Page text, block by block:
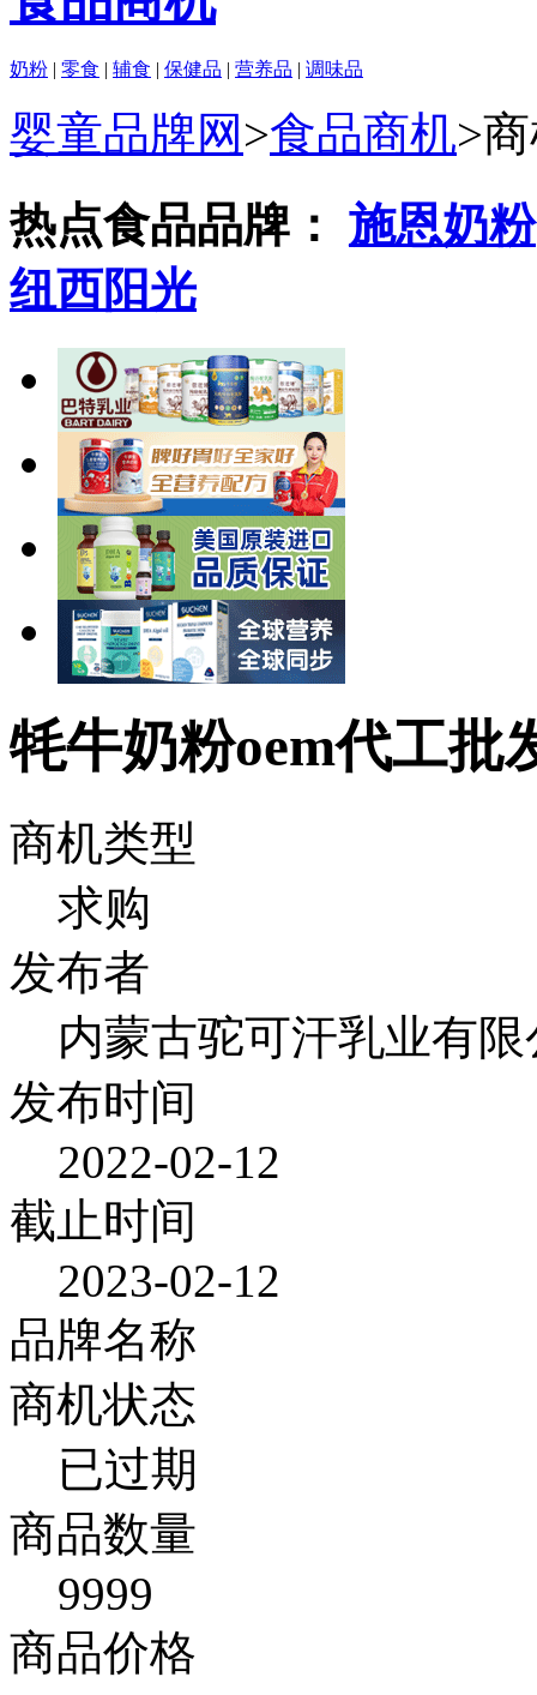
奶粉 | 零食 | 辅食 | 保健品 | 营养品 | 调味品
婴童品牌网 >食品商机>
热点食品品牌： 施恩奶粉
纽西阳光
牦牛奶粉oem代工批
商机类型
求购
发布者
内蒙古驼可汗乳业有
发布时间
2022-02-12
截止时间
2023-02-12
品牌名称
商机状态
已过期
商品数量
9999
商品价格